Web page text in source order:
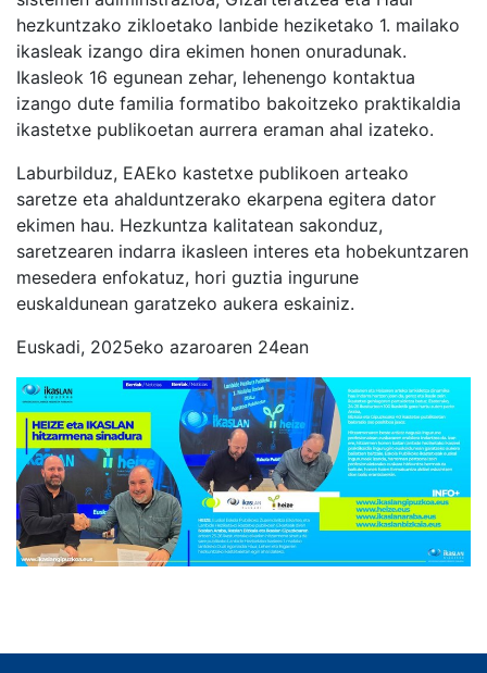
hezkuntzako zikloetako lanbide heziketako 1. mailako
ikasleak izango dira ekimen honen onuradunak.
Ikasleok 16 egunean zehar, lehenengo kontaktua
izango dute familia formatibo bakoitzeko praktikaldia
ikastetxe publikoetan aurrera eraman ahal izateko.
Laburbilduz, EAEko kastetxe publikoen arteako
saretze eta ahalduntzerako ekarpena egitera dator
ekimen hau. Hezkuntza kalitatean sakonduz,
saretzearen indarra ikasleen interes eta hobekuntzaren
mesedera enfokatuz, hori guztia ingurune
euskaldunean garatzeko aukera eskainiz.
Euskadi, 2025eko azaroaren 24ean